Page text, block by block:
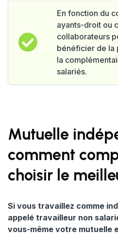
En fonction du
ayants-droit ou
collaborateurs
bénéficier de la
la
salariés.
Mutuelle
comment
choisir le
Si vous travaillez comme
appelé travailleur non
vous-même votre mutuelle